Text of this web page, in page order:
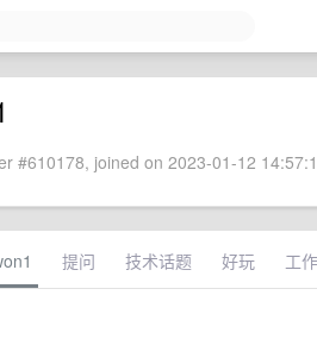
#610178, joined on 2023-01-12
提问 技术话题 好玩 工